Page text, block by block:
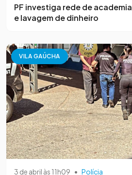
PF investiga rede de
e lavagem de dinheiro
VILA GAÚCHA
3 de abril às 11h09 • Polícia